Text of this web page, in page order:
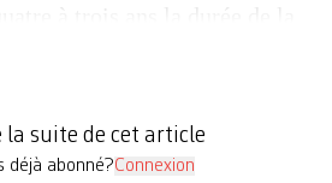
la suite de cet article
déjà abonné?Connexion